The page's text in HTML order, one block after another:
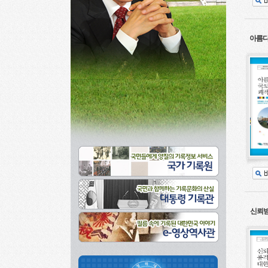
아름
신뢰